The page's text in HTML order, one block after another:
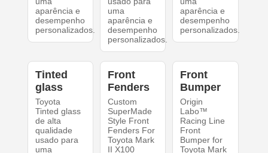
aparência e
desempenho
personalizados.
uma
aparência e
desempenho
personalizados.
aparência e
desempenho
personalizados.
Tinted
glass
Toyota
Tinted glass
de alta
qualidade
usado para
uma
Front
Fenders
Custom
SuperMade
Style Front
Fenders For
Toyota Mark
II X100
Front
Bumper
Origin
Labo™
Racing Line
Front
Bumper for
Toyota Mark